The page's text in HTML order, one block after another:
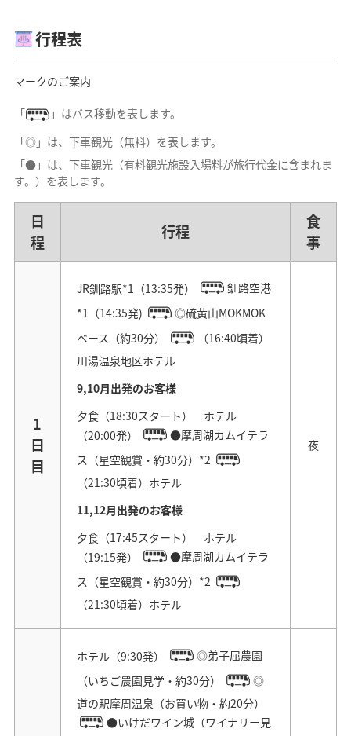
行程表
マークのご案内
「
」はバス移動を表します。
「◎」は、下車観光（無料）を表します。
「●」は、下車観光（有料観光施設入場料が旅行代金に含まれま
す。）を表します。
日
程
行程
食
事
1
日
目
JR釧路駅*1（13:35発）
釧路空港
*1（14:35発)
◎硫黄山MOKMOK
ベース（約30分）
（16:40頃着）
川湯温泉地区ホテル
9,10月出発のお客様
夕食（18:30スタート） ホテル
（20:00発）
●摩周湖カムイテラ
ス（星空観賞・約30分）*2
（21:30頃着）ホテル
11,12月出発のお客様
夕食（17:45スタート） ホテル
（19:15発）
●摩周湖カムイテラ
ス（星空観賞・約30分）*2
（21:30頃着）ホテル
夜
ホテル（9:30発）
◎弟子屈農園
（いちご農園見学・約30分）
◎
道の駅摩周温泉（お買い物・約20分）
●いけだワイン城（ワイナリー見